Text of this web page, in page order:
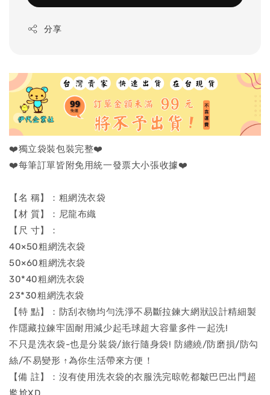
分享
❤️獨立袋裝包裝完整❤️
❤️每筆訂單皆附免用統一發票大小張收據❤️
【名 稱】：粗網洗衣袋
【材 質】：尼龍布織
【尺 寸】：
40×50粗網洗衣袋
50×60粗網洗衣袋
30*40粗網洗衣袋
23*30粗網洗衣袋
【特 點】：防刮衣物均勻洗淨不易斷拉鍊大網狀設計精細製
作隱藏拉鍊牢固耐用減少起毛球超大容量多件一起洗!
不只是洗衣袋-也是分裝袋/旅行隨身袋! 防纏繞/防磨損/防勾
絲/不易變形 ↑為你生活帶來方便！
【備 註】：沒有使用洗衣袋的衣服洗完晾乾都皺巴巴出門超